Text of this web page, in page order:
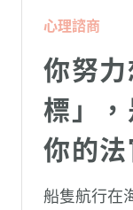
心理諮商
你努力
標」
你的法
船隻航行在